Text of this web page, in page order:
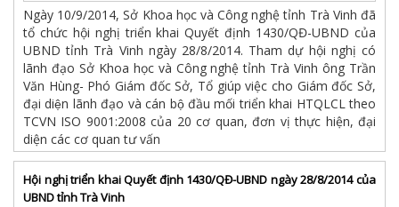
Ngày 10/9/2014, Sở Khoa học và Công nghệ tỉnh Trà Vinh đã
tổ chức hội nghị triển khai Quyết định 1430/QĐ-UBND của
UBND tỉnh Trà Vinh ngày 28/8/2014. Tham dự hội nghị có
lãnh đạo Sở Khoa học và Công nghệ tỉnh Trà Vinh ông Trần
Văn Hùng- Phó Giám đốc Sở, Tổ giúp việc cho Giám đốc Sở,
đại diện lãnh đạo và cán bộ đầu mối triển khai HTQLCL theo
TCVN ISO 9001:2008 của 20 cơ quan, đơn vị thực hiện, đại
diện các cơ quan tư vấn
Hội nghị triển khai Quyết định 1430/QĐ-UBND ngày 28/8/2014 của
UBND tỉnh Trà Vinh